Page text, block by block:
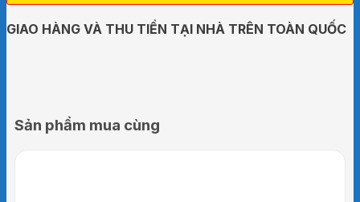
GIAO HÀNG VÀ THU TIỀN TẠI NHÀ TRÊN TOÀN QUỐC
Sản phẩm mua cùng